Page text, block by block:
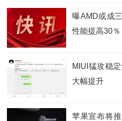
曝AMD或成
性能提高30％
MIUI猛攻稳
大幅提升
苹果宣布将